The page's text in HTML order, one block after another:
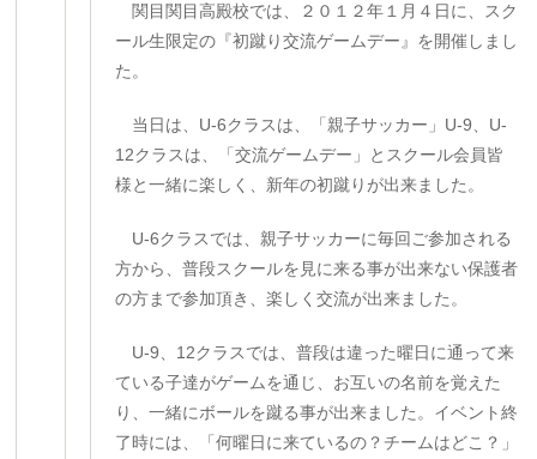
関目関目高殿校では、２０１２年１月４日に、スク
ール生限定の『初蹴り交流ゲームデー』を開催しまし
た。
当日は、U-6クラスは、「親子サッカー」U-9、U-
12クラスは、「交流ゲームデー」とスクール会員皆
様と一緒に楽しく、新年の初蹴りが出来ました。
U-6クラスでは、親子サッカーに毎回ご参加される
方から、普段スクールを見に来る事が出来ない保護者
の方まで参加頂き、楽しく交流が出来ました。
U-9、12クラスでは、普段は違った曜日に通って来
ている子達がゲームを通じ、お互いの名前を覚えた
り、一緒にボールを蹴る事が出来ました。イベント終
了時には、「何曜日に来ているの？チームはどこ？」